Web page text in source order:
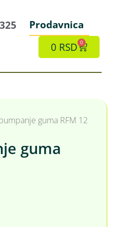
Prodavnica
0 RSD 0
guma RFM 12
guma